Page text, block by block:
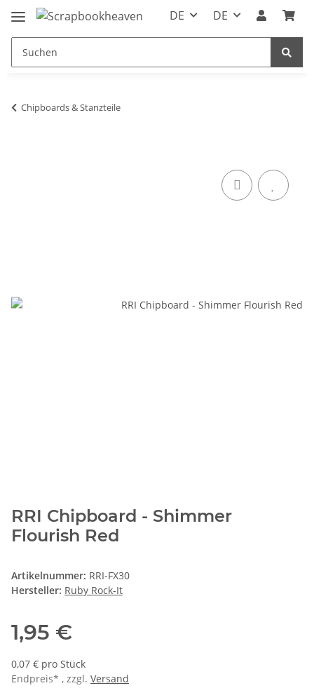
DE DE
Chipboards & Stanzteile
RRI Chipboard - Shimmer
Flourish Red
Artikelnummer: RRI-FX30
Hersteller: Ruby Rock-It
1,95 €
0,07 € pro Stück
Endpreis* , zzgl. Versand